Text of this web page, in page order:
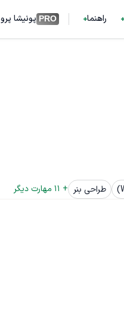
راهنما PRO پونیشا پرو
طراحی بنر +
11 مهارت دیگر